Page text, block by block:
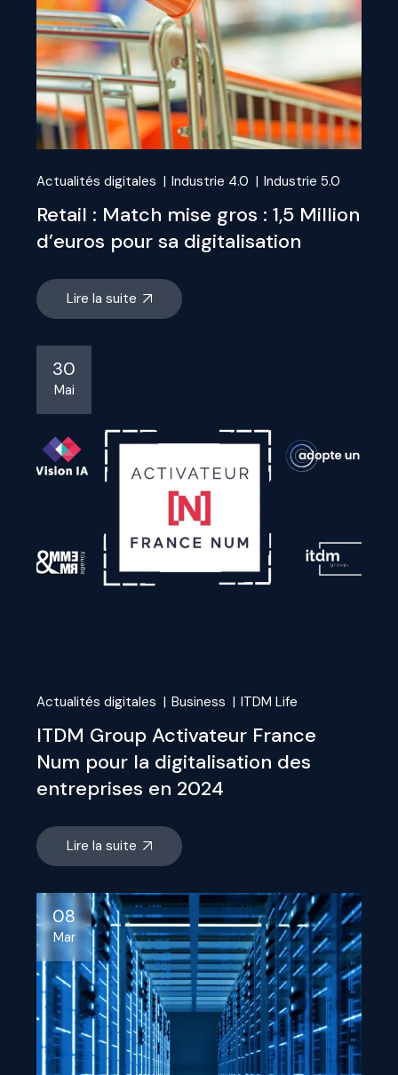
Actualités digitales Industrie 4.0 Industrie 5.0
Retail : Match mise gros : 1,5 Million
d’euros pour sa digitalisation
Lire la suite
30
Mai
Actualités digitales Business ITDM Life
ITDM Group Activateur France
Num pour la digitalisation des
entreprises en 2024
Lire la suite
08
Mar